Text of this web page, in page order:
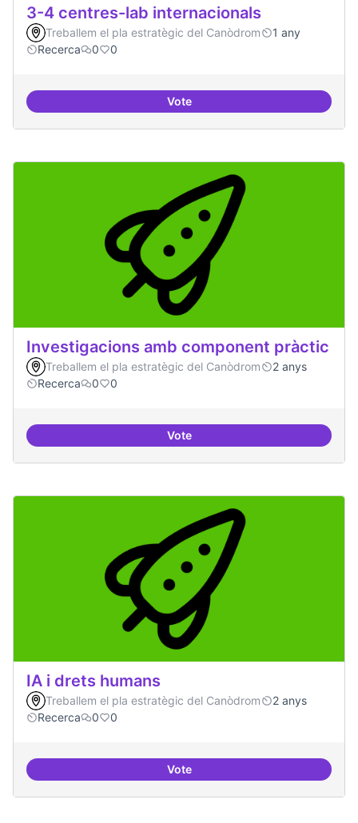
3-4 centres-lab internacionals
Treballem el pla estratègic del Canòdrom
1 any
Recerca
0 0
Vote3-4 centres-lab internacionals
Investigacions amb component pràctic
Treballem el pla estratègic del Canòdrom
2 anys
Recerca
0 0
VoteInvestigacions amb component
IA i drets humans
Treballem el pla estratègic del Canòdrom
2 anys
Recerca
0 0
VoteIA i drets humans